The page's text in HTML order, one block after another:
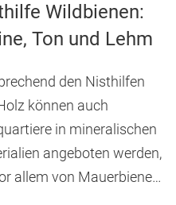
Wildbienen:
Ton und Lehm
den Nisthilfen
können auch
in mineralischen
angeboten werden,
allem von Mauerbienen